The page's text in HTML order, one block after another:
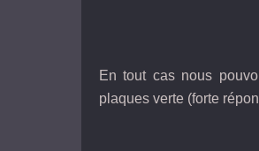
En tout cas nous
plaques verte (forte